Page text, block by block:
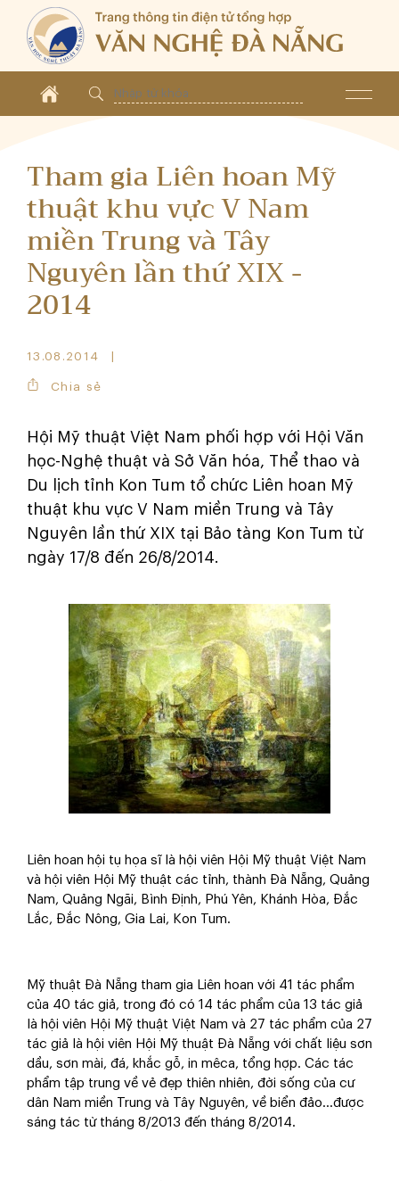
Tham gia Liên hoan Mỹ
thuật khu vực V Nam
miền Trung và Tây
Nguyên lần thứ XIX -
2014
13.08.2014
Chia sẻ
Hội Mỹ thuật Việt Nam phối hợp với Hội Văn
học-Nghệ thuật và Sở Văn hóa, Thể thao và
Du lịch tỉnh Kon Tum tổ chức Liên hoan Mỹ
thuật khu vực V Nam miền Trung và Tây
Nguyên lần thứ XIX tại Bảo tàng Kon Tum từ
ngày 17/8 đến 26/8/2014.
Liên hoan hội tụ họa sĩ là hội viên Hội Mỹ thuật Việt Nam
và hội viên Hội Mỹ thuật các tỉnh, thành Đà Nẵng, Quảng
Nam, Quảng Ngãi, Bình Định, Phú Yên, Khánh Hòa, Đắc
Lắc, Đắc Nông, Gia Lai, Kon Tum.
Mỹ thuật Đà Nẵng tham gia Liên hoan với 41 tác phẩm
của 40 tác giả, trong đó có 14 tác phẩm của 13 tác giả
là hội viên Hội Mỹ thuật Việt Nam và 27 tác phẩm của 27
tác giả là hội viên Hội Mỹ thuật Đà Nẵng với chất liệu sơn
dầu, sơn mài, đá, khắc gỗ, in mêca, tổng hợp. Các tác
phẩm tập trung về vẻ đẹp thiên nhiên, đời sống của cư
dân Nam miền Trung và Tây Nguyên, về biển đảo...được
sáng tác từ tháng 8/2013 đến tháng 8/2014.